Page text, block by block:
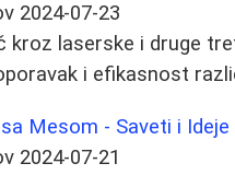
2024-07-23
kroz laserske i druge
i efikasnost
Mesom - Saveti i
2024-07-21